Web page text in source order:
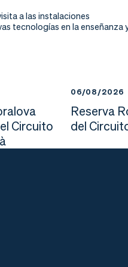
a las instalaciones
tecnologías en la enseñanza
Circuito
06/08/2026
Reserva
del